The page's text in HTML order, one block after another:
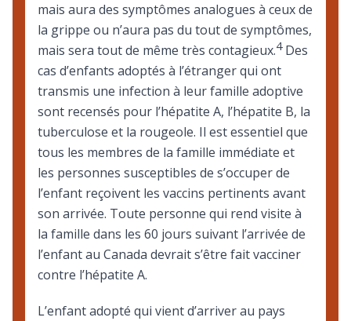
mais aura des symptômes analogues à ceux de
la grippe ou n’aura pas du tout de symptômes,
mais sera tout de même très contagieux.4Des
cas d’enfants adoptés à l’étranger qui ont
transmis une infection à leur famille adoptive
sont recensés pour l’hépatite A, l’hépatite B, la
tuberculose et la rougeole. Il est essentiel que
tous les membres de la famille immédiate et
les personnes susceptibles de s’occuper de
l’enfant reçoivent les vaccins pertinents avant
son arrivée. Toute personne qui rend visite à
la famille dans les 60 jours suivant l’arrivée de
l’enfant au Canada devrait s’être fait vacciner
contre l’hépatite A.
L’enfant adopté qui vient d’arriver au pays